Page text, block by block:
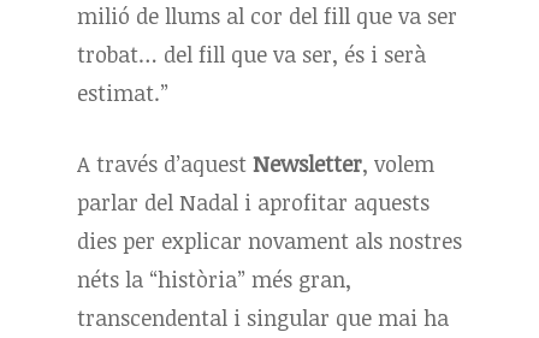
milió de llums al cor del fill que va ser
trobat… del fill que va ser, és i serà
estimat.”
A través d’aquest Newsletter, volem
parlar del Nadal i aprofitar aquests
dies per explicar novament als nostres
néts la “història” més gran,
transcendental i singular que mai ha